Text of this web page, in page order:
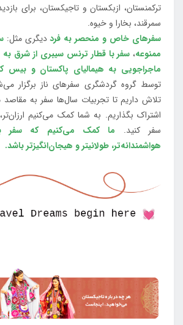
ترکمنستان، ازبکستان و تاجیکستان، برای
سمرقند، بخارا و خیوه.
سفرهای خاص و منحصر به فرددیگری مثل:
ممنوعه، سفر با قطار ترنس سیبری از شرق
ماجراجویی به هیمالیای پاکستان و بیس
توسط گروه گردشگری سفرهای ناز برگزار
تلاش داریم تا تجربیات سال‌ها سفر به
اشتراک بگذاریم. به شما کمک می‌کنیم
سفر کنید. ما کمک می‌کنیم که سفر
هواشمندانه‌تر، طولانی‎تر و هیجان‌انگیزتر باشد.